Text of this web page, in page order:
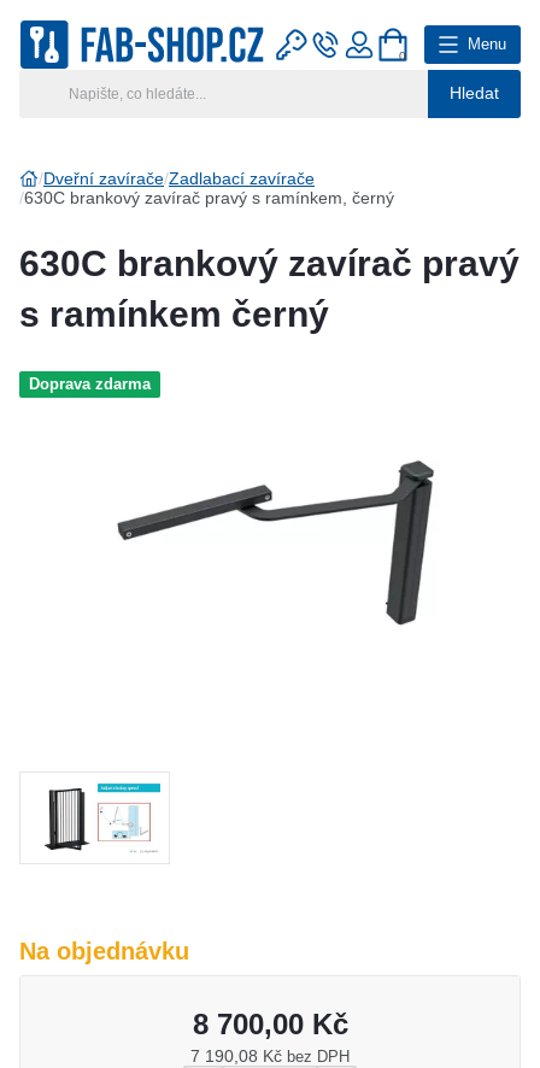
Hledat
0
Menu
Hlavní kategorie
Klíčové systémy
Katalog
Dveřní zavírače Zadlabací zavírače
630C brankový zavírač pravý s ramínkem, černý
630C brankový zavírač pravý
s ramínkem černý
Doprava zdarma
Na objednávku
8 700,00 Kč
7 190,08 Kč bez DPH